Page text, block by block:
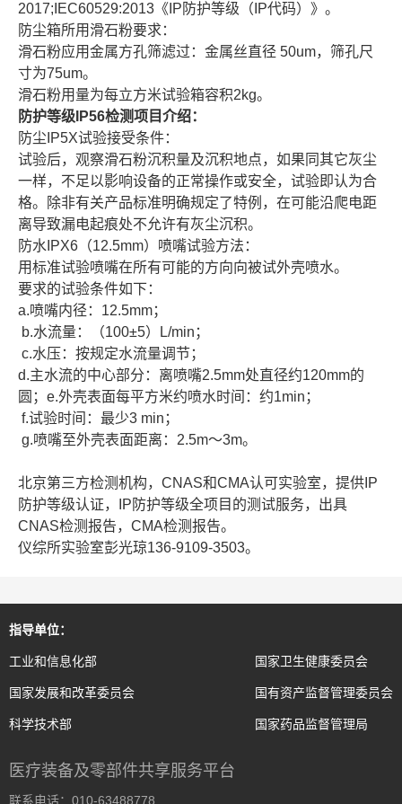
2017;IEC60529:2013《IP防护等级（IP代码）》。
防尘箱所用滑石粉要求：
滑石粉应用金属方孔筛滤过：金属丝直径 50um，筛孔尺
寸为75um。
滑石粉用量为每立方米试验箱容积2kg。
防护等级IP56检测项目介绍：
防尘IP5X试验接受条件：
试验后，观察滑石粉沉积量及沉积地点，如果同其它灰尘
一样，不足以影响设备的正常操作或安全，试验即认为合
格。除非有关产品标准明确规定了特例，在可能沿爬电距
离导致漏电起痕处不允许有灰尘沉积。
防水IPX6（12.5mm）喷嘴试验方法：
用标准试验喷嘴在所有可能的方向向被试外壳喷水。
要求的试验条件如下：
a.喷嘴内径：12.5mm；
b.水流量：（100±5）L/min；
c.水压：按规定水流量调节；
d.主水流的中心部分：离喷嘴2.5mm处直径约120mm的
圆；e.外壳表面每平方米约喷水时间：约1min；
f.试验时间：最少3 min；
g.喷嘴至外壳表面距离：2.5m～3m。
北京第三方检测机构，CNAS和CMA认可实验室，提供IP
防护等级认证，IP防护等级全项目的测试服务，出具
CNAS检测报告，CMA检测报告。
仪综所实验室彭光琼136-9109-3503。
指导单位：
工业和信息化部
国家发展和改革委员会
科学技术部
国家卫生健康委员会
国有资产监督管理委员会
国家药品监督管理局
医疗装备及零部件共享服务平台
联系电话：010-63488778